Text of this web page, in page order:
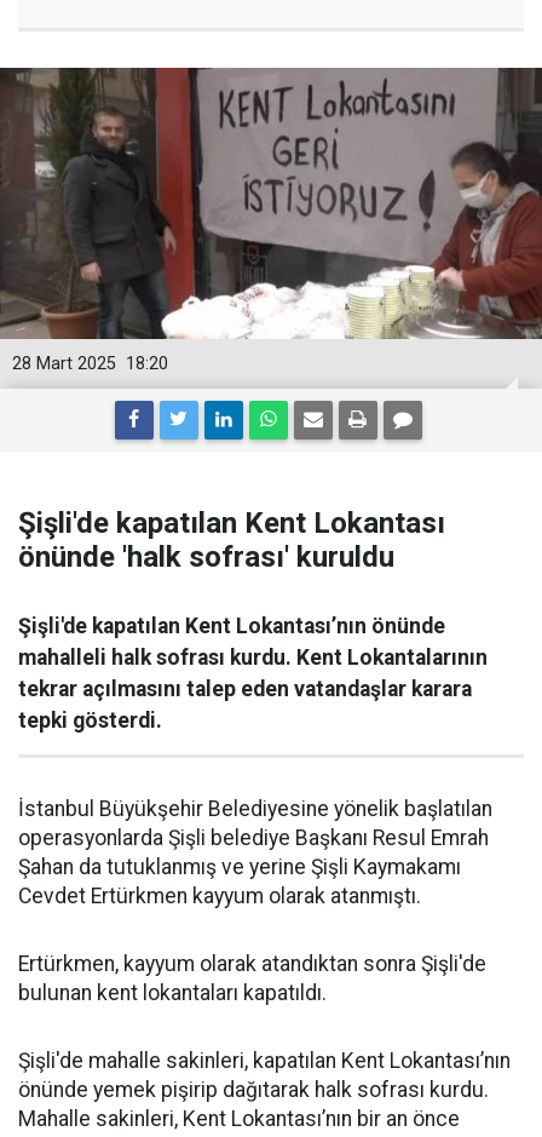
18:20
28 Mart 2025
Şişli'de kapatılan Kent Lokantası
önünde 'halk sofrası' kuruldu
Şişli'de kapatılan Kent Lokantası’nın önünde
mahalleli halk sofrası kurdu. Kent Lokantalarının
tekrar açılmasını talep eden vatandaşlar karara
tepki gösterdi.
İstanbul Büyükşehir Belediyesine yönelik başlatılan
operasyonlarda Şişli belediye Başkanı Resul Emrah
Şahan da tutuklanmış ve yerine Şişli Kaymakamı
Cevdet Ertürkmen kayyum olarak atanmıştı.
Ertürkmen, kayyum olarak atandıktan sonra Şişli'de
bulunan kent lokantaları kapatıldı.
Şişli'de mahalle sakinleri, kapatılan Kent Lokantası’nın
önünde yemek pişirip dağıtarak halk sofrası kurdu.
Mahalle sakinleri, Kent Lokantası’nın bir an önce